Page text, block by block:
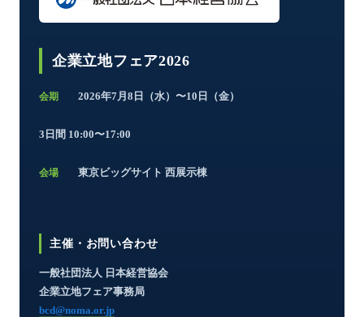
企業立地フェア2026
会期 2026年7月8日（水）〜10日（金）
3日間 10:00〜17:00
会場 東京ビッグサイト 西展示棟
主催・お問い合わせ
一般社団法人 日本経営協会
企業立地フェア事務局
bcd@noma.or.jp